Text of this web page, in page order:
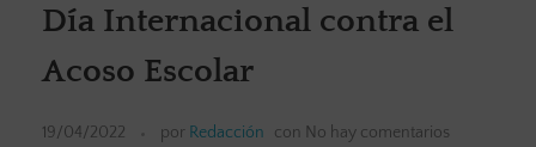
Día Internacional contra el
Acoso Escolar
19/04/2022 por Redacción con No hay comentarios